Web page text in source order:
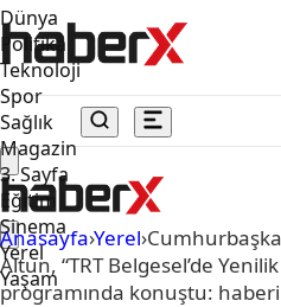
Dünya
Politika
Teknoloji
Spor
Sağlık
Magazin
3. Sayfa
Eğitim
Sinema
Yerel
Yaşam
Anasayfa›Yerel›
Altun, “TRT Belgesel’de
programında konuştu: haberi